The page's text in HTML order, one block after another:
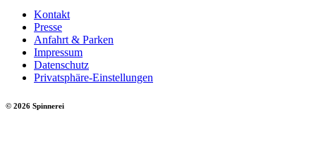
Kontakt
Presse
Anfahrt & Parken
Impressum
Datenschutz
Privatsphäre-Einstellungen
© 2026 Spinnerei